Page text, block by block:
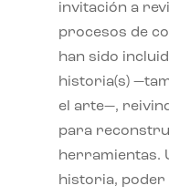
invitación a
procesos de
han sido
historia(s)
el arte—,
para
herramientas.
historia, poder